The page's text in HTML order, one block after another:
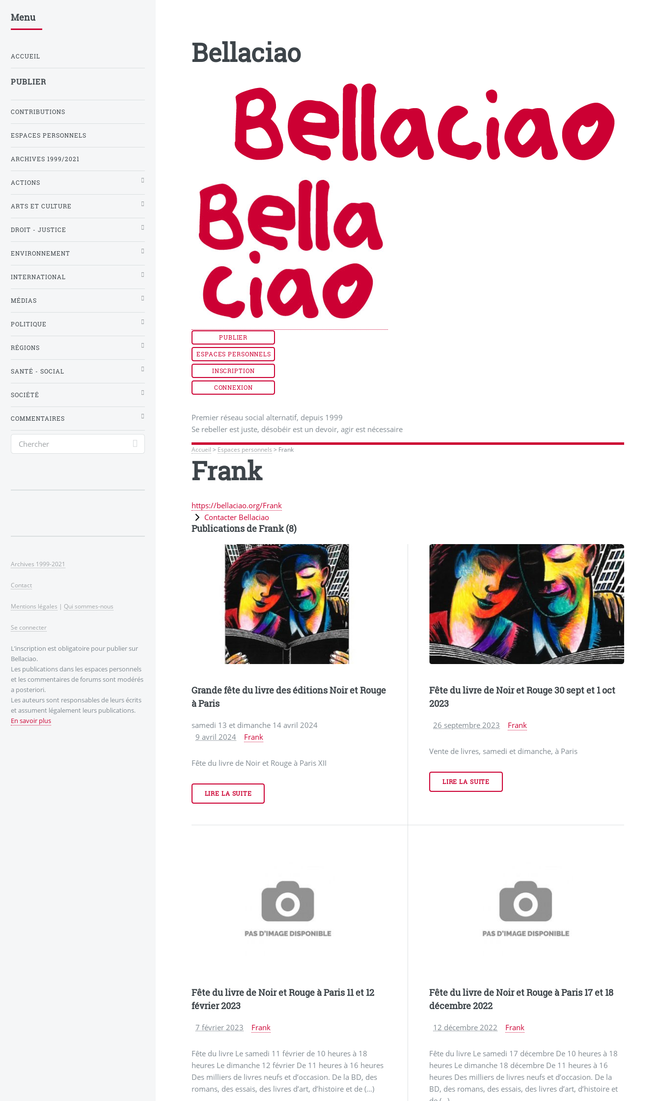
Bellaciao
PUBLIER
ESPACES PERSONNELS
INSCRIPTION
CONNEXION
Premier réseau social alternatif, depuis 1999
Se rebeller est juste, désobéir est un devoir, agir est nécessaire
Accueil > Espaces personnels > Frank
Frank
https://bellaciao.org/Frank
Contacter Bellaciao
Publications de Frank (8)
Grande fête du livre des éditions Noir et Rouge
à Paris
samedi 13 et dimanche 14 avril 2024
9 avril 2024
Frank
Fête du livre de Noir et Rouge à Paris XII
LIRE LA SUITE
Fête du livre de Noir et Rouge 30 sept et 1 oct
2023
26 septembre 2023 Frank
Vente de livres, samedi et dimanche, à Paris
LIRE LA SUITE
Fête du livre de Noir et Rouge à Paris 11 et 12
février 2023
7 février 2023 Frank
Fête du livre Le samedi 11 février de 10 heures à 18
heures Le dimanche 12 février De 11 heures à 16 heures
Des milliers de livres neufs et d’occasion. De la BD, des
romans, des essais, des livres d’art, d’histoire et de (…)
Fête du livre de Noir et Rouge à Paris 17 et 18
décembre 2022
12 décembre 2022 Frank
Fête du livre Le samedi 17 décembre De 10 heures à 18
heures Le dimanche 18 décembre De 11 heures à 16
heures Des milliers de livres neufs et d’occasion. De la
BD, des romans, des essais, des livres d’art, d’histoire et
Menu
ACCUEIL
PUBLIER
CONTRIBUTIONS
ESPACES PERSONNELS
ARCHIVES 1999/2021
ACTIONS
ARTS ET CULTURE
DROIT - JUSTICE
ENVIRONNEMENT
INTERNATIONAL
MÉDIAS
POLITIQUE
RÉGIONS
SANTÉ - SOCIAL
SOCIÉTÉ
COMMENTAIRES
Archives 1999-2021
Contact
Mentions légales | Qui sommes-nous
Se connecter
L’inscription est obligatoire pour publier sur
Bellaciao.
Les publications dans les espaces personnels
et les commentaires de forums sont modérés
a posteriori.
Les auteurs sont responsables de leurs écrits
et assument légalement leurs publications.
En savoir plus